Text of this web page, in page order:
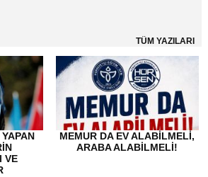
TÜM YAZILARI
VE
MEMUR DA EV ALABİLMELİ,
ARABA ALABİLMELİ!